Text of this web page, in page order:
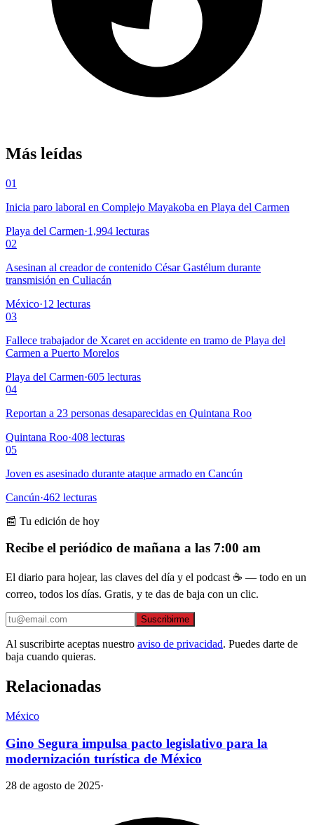
Más leídas
01
Inicia paro laboral en Complejo Mayakoba en Playa del Carmen
Playa del Carmen·1,994 lecturas
02
Asesinan al creador de contenido César Gastélum durante
transmisión en Culiacán
México·12 lecturas
03
Fallece trabajador de Xcaret en accidente en tramo de Playa del
Carmen a Puerto Morelos
Playa del Carmen·605 lecturas
04
Reportan a 23 personas desaparecidas en Quintana Roo
Quintana Roo·408 lecturas
05
Joven es asesinado durante ataque armado en Cancún
Cancún·462 lecturas
📰 Tu edición de hoy
Recibe el periódico de mañana a las 7:00 am
El diario para hojear, las claves del día y el podcast ☕ — todo en un
correo, todos los días. Gratis, y te das de baja con un clic.
Suscribirme
Al suscribirte aceptas nuestro aviso de privacidad. Puedes darte de
baja cuando quieras.
Relacionadas
México
Gino Segura impulsa pacto legislativo para la
modernización turística de México
28 de agosto de 2025·